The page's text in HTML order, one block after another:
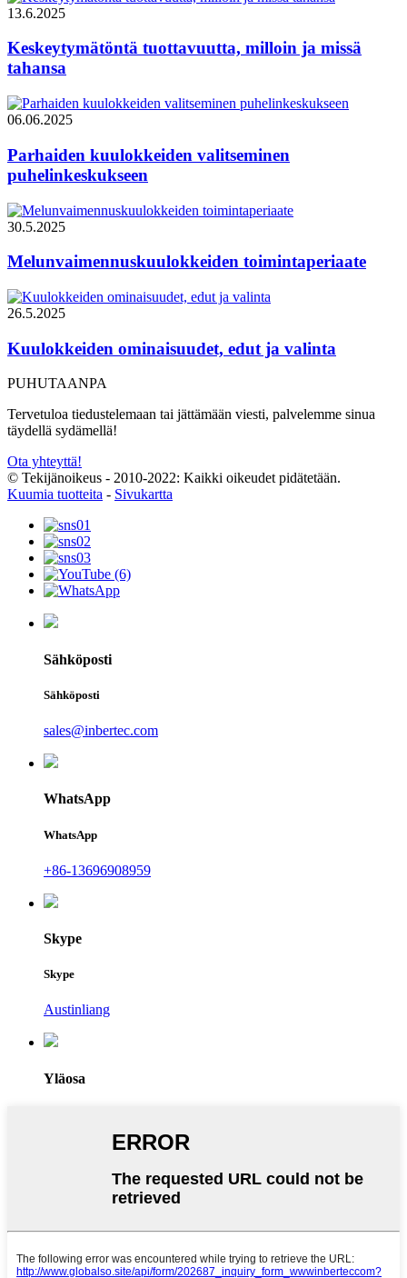
13.6.2025
Keskeytymätöntä tuottavuutta, milloin ja missä
tahansa
06.06.2025
Parhaiden kuulokkeiden valitseminen
puhelinkeskukseen
30.5.2025
Melunvaimennuskuulokkeiden toimintaperiaate
26.5.2025
Kuulokkeiden ominaisuudet, edut ja valinta
PUHUTAANPA
Tervetuloa tiedustelemaan tai jättämään viesti, palvelemme sinua
täydellä sydämellä!
Ota yhteyttä!
© Tekijänoikeus - 2010-2022: Kaikki oikeudet pidätetään.
Kuumia tuotteita - Sivukartta
Sähköposti
Sähköposti
sales@inbertec.com
WhatsApp
WhatsApp
+86-13696908959
Skype
Skype
Austinliang
Yläosa